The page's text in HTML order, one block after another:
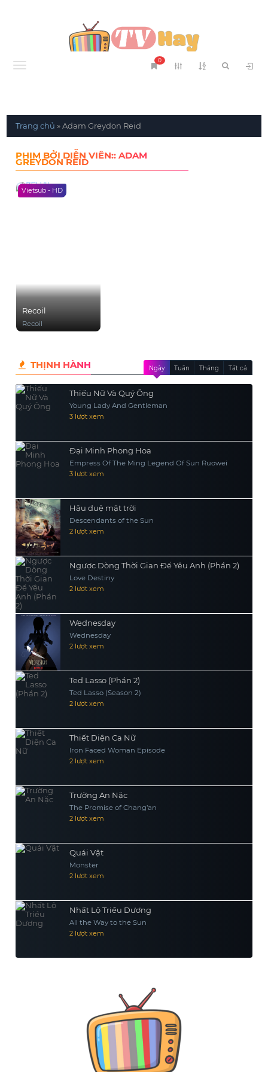
Menu
0
Trang chủ »Adam Greydon Reid
PHIM BỞI DIỄN VIÊN:: ADAM
GREYDON REID
Vietsub - HD
Recoil
Recoil
THỊNH HÀNH Ngày Tuần Tháng Tất cả
Thiếu Nữ Và Quý Ông
Young Lady And Gentleman
3 lượt xem
Đại Minh Phong Hoa
Empress Of The Ming Legend Of Sun Ruowei
3 lượt xem
Hậu duệ mặt trời
Descendants of the Sun
2 lượt xem
Ngược Dòng Thời Gian Để Yêu Anh (Phần 2)
Love Destiny
2 lượt xem
Wednesday
Wednesday
2 lượt xem
Ted Lasso (Phần 2)
Ted Lasso (Season 2)
2 lượt xem
Thiết Diện Ca Nữ
Iron Faced Woman Episode
2 lượt xem
Trường An Nặc
The Promise of Chang’an
2 lượt xem
Quái Vật
Monster
2 lượt xem
Nhất Lộ Triều Dương
All the Way to the Sun
2 lượt xem